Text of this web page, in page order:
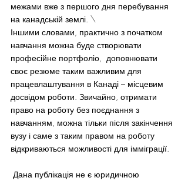
межами вже з першого дня перебування
на канадській землі. \
Іншими словами, практично з початком
навчання можна буде створювати
професійне портфоліо,  доповнювати
своє резюме таким важливим для
працевлаштування в Канаді – місцевим
досвідом роботи. Звичайно, отримати
право на роботу без поєднання з
навчанням, можна тільки після закінчення
вузу і саме з таким правом на роботу
відкриваються можливості для імміграції.